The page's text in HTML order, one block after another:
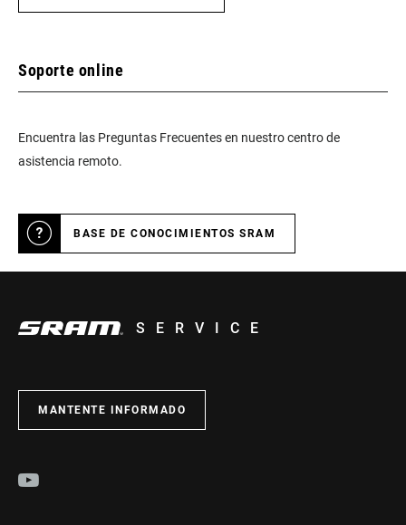
Soporte online
Encuentra las Preguntas Frecuentes en nuestro centro de
asistencia remoto.
BASE DE CONOCIMIENTOS SRAM
SERVICE
MANTENTE INFORMADO